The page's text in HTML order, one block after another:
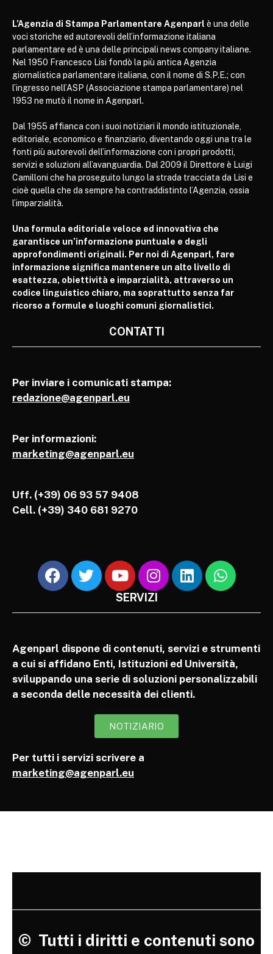
L’Agenzia di Stampa Parlamentare Agenparl è una delle
voci storiche ed autorevoli dell’informazione italiana
parlamentare ed è una delle principali news company italiane.
Nel 1950 Francesco Lisi fondò la più antica Agenzia
giornalistica parlamentare italiana, con il nome di S.P.E.; con
l’ingresso nell’ASP (Associazione stampa parlamentare) nel
1953 ne mutò il nome in Agenparl.
Dal 1955 affianca con i suoi notiziari il mondo istituzionale,
editoriale, economico e finanziario, diventando oggi una tra le
fonti più autorevoli dell’informazione con i propri prodotti,
servizi e soluzioni all’avanguardia. Dal 2009 il Direttore è Luigi
Camilloni che ha proseguito lungo la strada tracciata da Lisi e
cioè quella che da sempre ha contraddistinto l’Agenzia, ossia
l’imparzialità.
Una formula editoriale veloce ed innovativa che
garantisce un’informazione puntuale e degli
approfondimenti originali. Per noi di Agenparl, fare
informazione significa mantenere un alto livello di
esattezza, obiettività e imparzialità, attraverso un
codice linguistico chiaro, ma soprattutto senza far
ricorso a formule e luoghi comuni giornalistici.
CONTATTI
Per inviare i comunicati stampa:
redazione@agenparl.eu
Per informazioni:
marketing@agenparl.eu
Uff. (+39) 06 93 57 9408
Cell. (+39) 340 681 9270
SERVIZI
Agenparl dispone di contenuti, servizi e strumenti
a cui si affidano Enti, Istituzioni ed Università,
sviluppando una serie di soluzioni personalizzabili
a seconda delle necessità dei clienti.
NOTIZIARIO
Per tutti i servizi scrivere a
marketing@agenparl.eu
© Tutti i diritti e contenuti sono